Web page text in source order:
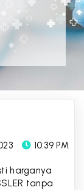
10:39 PM
harganya
tanpa